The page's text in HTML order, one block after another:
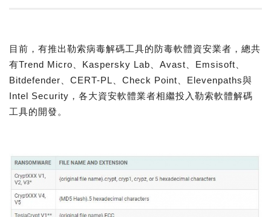
目前，有推出勒索病毒解碼工具的防毒軟體資安業者，總共
有Trend Micro、Kaspersky Lab、Avast、Emsisoft、
Bitdefender、CERT-PL、Check Point、Elevenpaths與
Intel Security，各大資安軟體業者相繼投入勒索軟體解碼
工具的開發。